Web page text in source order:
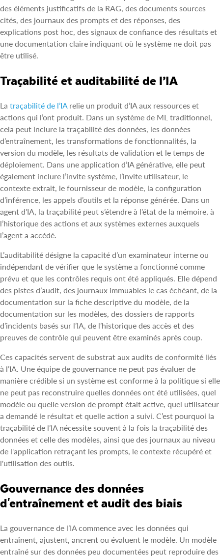
des éléments justificatifs de la RAG, des documents sources
cités, des journaux des prompts et des réponses, des
explications post hoc, des signaux de confiance des résultats et
une documentation claire indiquant où le système ne doit pas
être utilisé.
Traçabilité et auditabilité de l’IA
La traçabilité de l’IA relie un produit d’IA aux ressources et
actions qui l’ont produit. Dans un système de ML traditionnel,
cela peut inclure la traçabilité des données, les données
d’entraînement, les transformations de fonctionnalités, la
version du modèle, les résultats de validation et le temps de
déploiement. Dans une application d’IA générative, elle peut
également inclure l’invite système, l’invite utilisateur, le
contexte extrait, le fournisseur de modèle, la configuration
d’inférence, les appels d’outils et la réponse générée. Dans un
agent d’IA, la traçabilité peut s’étendre à l’état de la mémoire, à
l’historique des actions et aux systèmes externes auxquels
l’agent a accédé.
L’auditabilité désigne la capacité d’un examinateur interne ou
indépendant de vérifier que le système a fonctionné comme
prévu et que les contrôles requis ont été appliqués. Elle dépend
des pistes d’audit, des journaux immuables le cas échéant, de la
documentation sur la fiche descriptive du modèle, de la
documentation sur les modèles, des dossiers de rapports
d’incidents basés sur l’IA, de l’historique des accès et des
preuves de contrôle qui peuvent être examinés après coup.
Ces capacités servent de substrat aux audits de conformité liés
à l’IA. Une équipe de gouvernance ne peut pas évaluer de
manière crédible si un système est conforme à la politique si elle
ne peut pas reconstruire quelles données ont été utilisées, quel
modèle ou quelle version de prompt était active, quel utilisateur
a demandé le résultat et quelle action a suivi. C’est pourquoi la
traçabilité de l’IA nécessite souvent à la fois la traçabilité des
données et celle des modèles, ainsi que des journaux au niveau
de l'application retraçant les prompts, le contexte récupéré et
l'utilisation des outils.
Gouvernance des données
d'entraînement et audit des biais
La gouvernance de l’IA commence avec les données qui
entraînent, ajustent, ancrent ou évaluent le modèle. Un modèle
entraîné sur des données peu documentées peut reproduire des